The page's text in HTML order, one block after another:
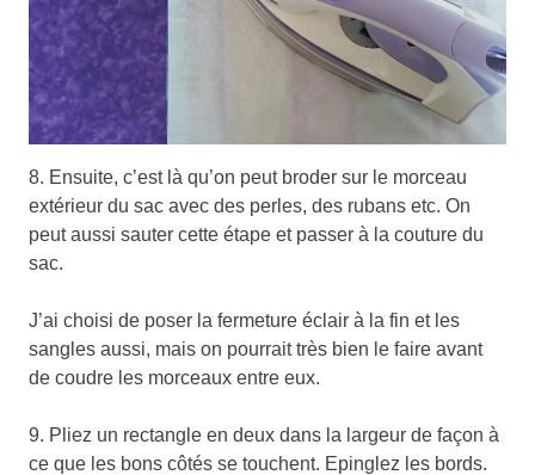
8. Ensuite, c’est là qu’on peut broder sur le morceau
extérieur du sac avec des perles, des rubans etc. On
peut aussi sauter cette étape et passer à la couture du
sac.
J’ai choisi de poser la fermeture éclair à la fin et les
sangles aussi, mais on pourrait très bien le faire avant
de coudre les morceaux entre eux.
9. Pliez un rectangle en deux dans la largeur de façon à
ce que les bons côtés se touchent. Epinglez les bords.